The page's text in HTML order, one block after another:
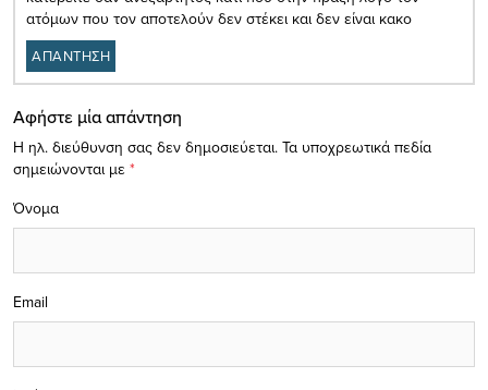
ατόμων που τον αποτελούν δεν στέκει και δεν είναι κακο
ΑΠΑΝΤΗΣΗ
Αφήστε μία απάντηση
Η ηλ. διεύθυνση σας δεν δημοσιεύεται. Τα υποχρεωτικά πεδία
σημειώνονται με *
Όνομα
Email